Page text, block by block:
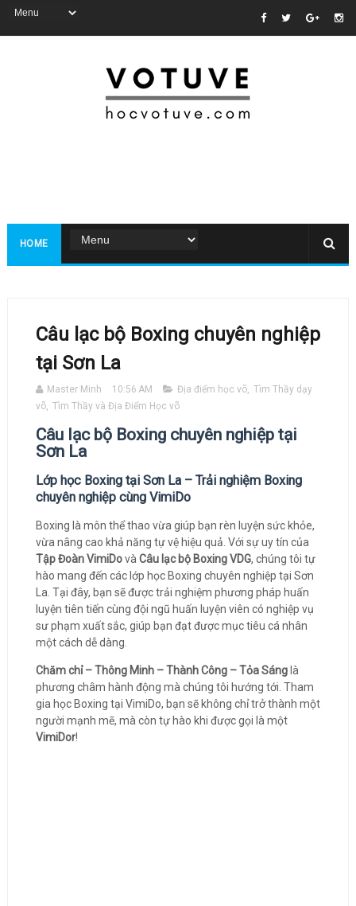
HOME
Câu lạc bộ Boxing chuyên nghiệp
tại Sơn La
Master Minh 10:56 AM Địa điểm học võ, Tìm Thầy dạy
võ, Tìm Thầy và Địa Điểm Học võ
Câu lạc bộ Boxing chuyên nghiệp tại
Sơn La
Lớp học Boxing tại Sơn La – Trải nghiệm Boxing
chuyên nghiệp cùng VimiDo
Boxing là môn thể thao vừa giúp bạn rèn luyện sức khỏe,
vừa nâng cao khả năng tự vệ hiệu quả. Với sự uy tín của
Tập Đoàn VimiDovà Câu lạc bộ Boxing VDG, chúng tôi tự
hào mang đến các lớp học Boxing chuyên nghiệp tại Sơn
La. Tại đây, bạn sẽ được trải nghiệm phương pháp huấn
luyện tiên tiến cùng đội ngũ huấn luyện viên có nghiệp vụ
sư phạm xuất sắc, giúp bạn đạt được mục tiêu cá nhân
một cách dễ dàng.
Chăm chỉ – Thông Minh – Thành Công – Tỏa Sánglà
phương châm hành động mà chúng tôi hướng tới. Tham
gia học Boxing tại VimiDo, bạn sẽ không chỉ trở thành một
người mạnh mẽ, mà còn tự hào khi được gọi là một
VimiDor!